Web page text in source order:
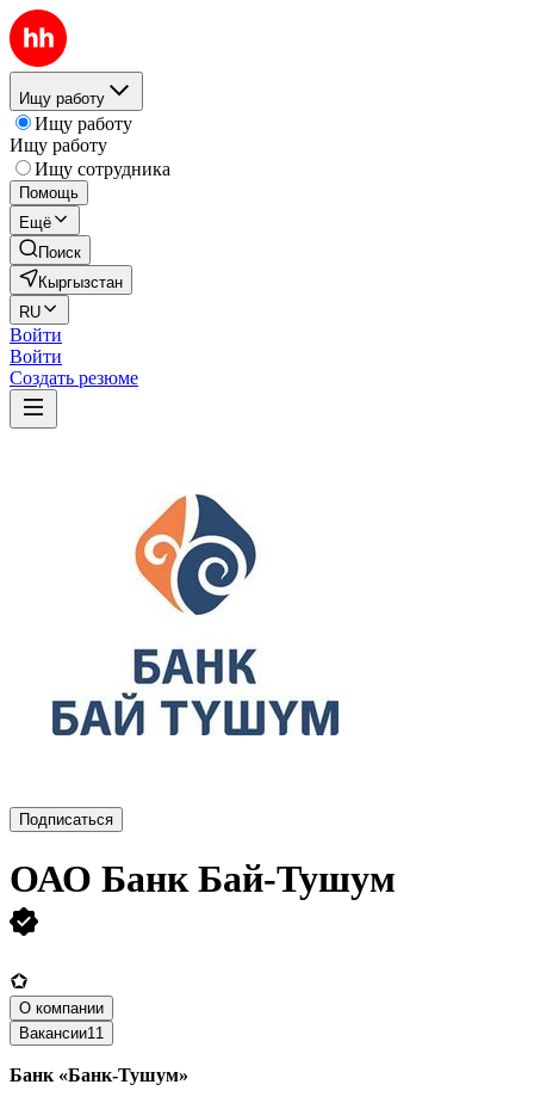
Ищу работу
Ищу работу
Ищу работу
Ищу сотрудника
Помощь
Ещё
Поиск
Кыргызстан
RU
Войти
Войти
Создать резюме
Подписаться
ОАО Банк Бай-Тушум
О компании
Вакансии11
Банк «Банк-Тушум»